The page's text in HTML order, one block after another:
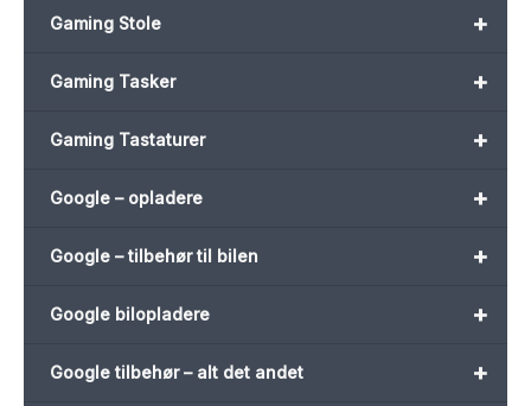
+
Gaming Stole
+
Gaming Tasker
+
Gaming Tastaturer
+
Google – opladere
+
Google – tilbehør til bilen
+
Google bilopladere
+
Google tilbehør – alt det andet